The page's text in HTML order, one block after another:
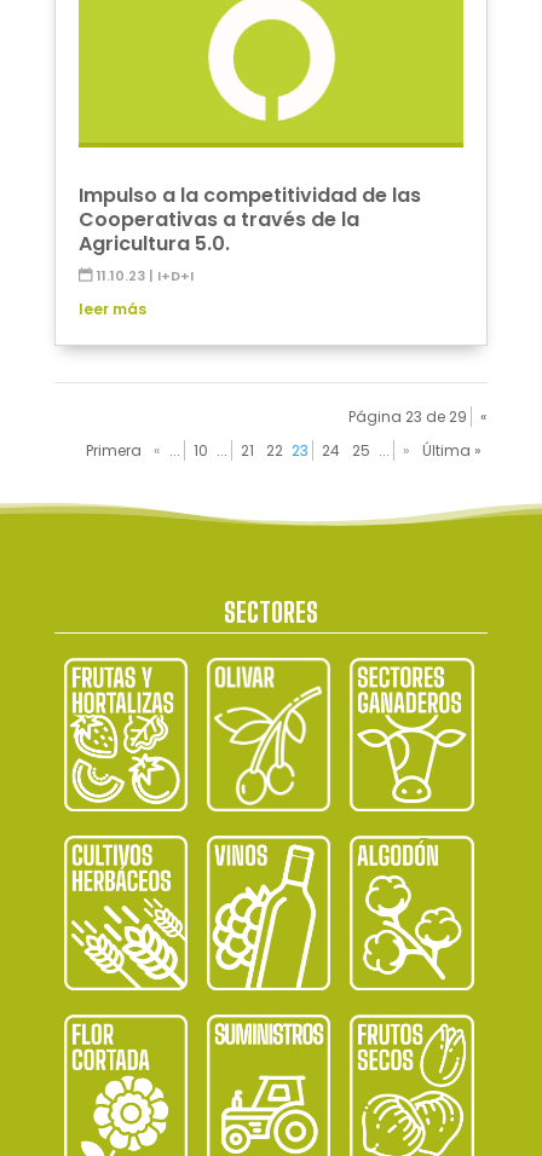
Impulso a la competitividad de las
Cooperativas a través de la
Agricultura 5.0.
11.10.23| I+D+I
leer más
Página 23 de 29
«
Primera
« ... 10 ... 21 22 23 24 25 ... » Última »
SECTORES